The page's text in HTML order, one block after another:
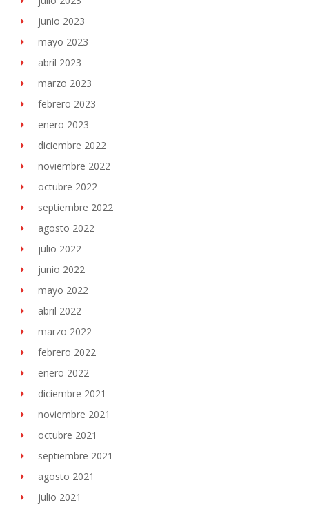
junio 2023
mayo 2023
abril 2023
marzo 2023
febrero 2023
enero 2023
diciembre 2022
noviembre 2022
octubre 2022
septiembre 2022
agosto 2022
julio 2022
junio 2022
mayo 2022
abril 2022
marzo 2022
febrero 2022
enero 2022
diciembre 2021
noviembre 2021
octubre 2021
septiembre 2021
agosto 2021
julio 2021